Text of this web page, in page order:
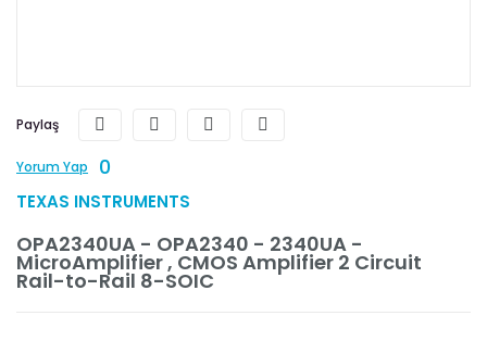
Paylaş
Yorum Yap 0
TEXAS INSTRUMENTS
OPA2340UA - OPA2340 - 2340UA -
MicroAmplifier , CMOS Amplifier 2 Circuit
Rail-to-Rail 8-SOIC